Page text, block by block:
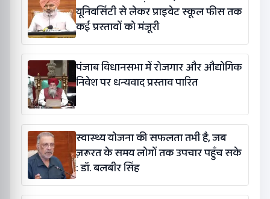
यूनिवर्सिटी से लेकर प्राइवेट स्कूल फीस तक
कई प्रस्तावों को मंजूरी
पंजाब विधानसभा में रोजगार और औद्योगिक
निवेश पर धन्यवाद प्रस्ताव पारित
स्वास्थ्य योजना की सफलता तभी है, जब
ज़रूरत के समय लोगों तक उपचार पहुँच सके
: डॉ. बलबीर सिंह